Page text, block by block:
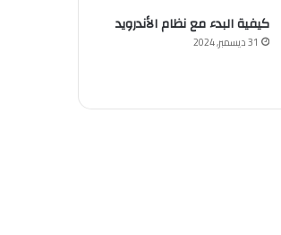
كيفية البدء مع نظام الأندرويد
31 ديسمبر, 2024